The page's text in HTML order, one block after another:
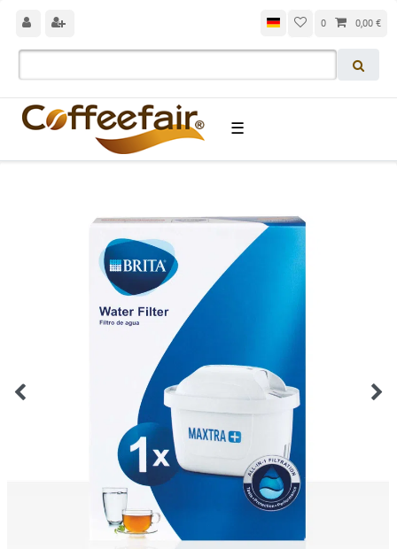
0 0,00 €
☰